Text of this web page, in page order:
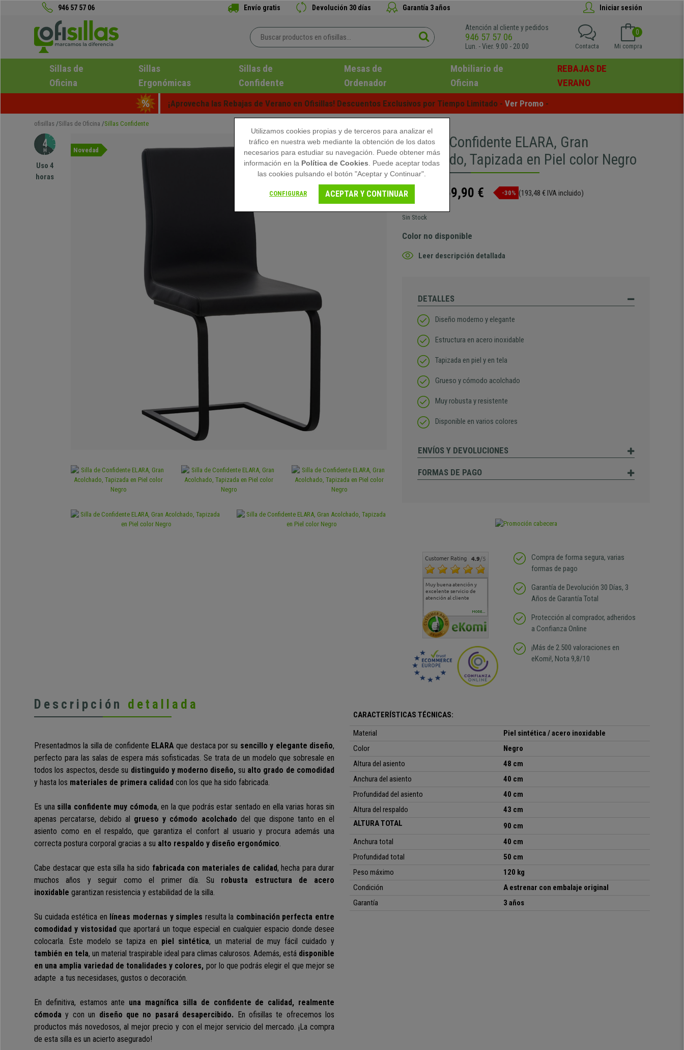
946 57 57 06 Envío gratis Devolución 30 días Garantía 3 años Iniciar sesión
Atención al cliente y pedidos
946 57 57 06
Lun. - Vier. 9:00 - 20:00
0
Mi compra
Contacta
Sillas de
Oficina
Sillas
Ergonómicas
Sillas de
Confidente
Mesas de
Ordenador
Mobiliario de
Oficina
REBAJAS DE
VERANO
¡Aprovecha las Rebajas de Verano en Ofisillas! Descuentos Exclusivos por Tiempo Limitado - Ver Promo -
ofisillas Sillas de Oficina Sillas Confidente
Uso 4
horas
Novedad
Silla de Confidente ELARA, Gran
Acolchado, Tapizada en Piel color Negro
229,90 € 159,90 € -30% (193,48 € IVA incluido)
Sin Stock
Color no disponible
Leer descripción detallada
DETALLES
Diseño moderno y elegante
Estructura en acero inoxidable
Tapizada en piel y en tela
Grueso y cómodo acolchado
Muy robusta y resistente
Disponible en varios colores
ENVÍOS Y DEVOLUCIONES
FORMAS DE PAGO
Customer Rating 4.9/5
Muy buena atención y
excelente servicio de
atención al cliente
Muy buena atención de
cara al asesoramiento
comercial y el envío ha
Si estoy contento
Excelente relacion
calidad precio Plazo de
MORE...
Compra de forma segura, varias
formas de pago
Garantía de Devolución 30 Días, 3
Años de Garantía Total
Protección al comprador, adheridos
a Confianza Online
¡Más de 2.500 valoraciones en
eKomi!, Nota 9,8/10
Descripción detallada
Presentadmos la silla de confidente ELARAque destaca por su sencillo y elegante diseño,
perfecto para las salas de espera más sofisticadas. Se trata de un modelo que sobresale en
todos los aspectos, desde su distinguido y moderno diseño, su alto grado de comodidad
y hasta los materiales de primera calidad con los que ha sido fabricada.
Es una silla confidente muy cómoda, en la que podrás estar sentado en ella varias horas sin
apenas percatarse, debido al grueso y cómodo acolchado del que dispone tanto en el
asiento como en el respaldo, que garantiza el confort al usuario y procura además una
correcta postura corporal gracias a su alto respaldo y diseño ergonómico.
Cabe destacar que esta silla ha sido fabricada con materiales de calidad, hecha para durar
muchos años y seguir como el primer día. Su robusta estructura de acero
inoxidable garantizan resistencia y estabilidad de la silla.
Su cuidada estética en líneas modernas y simples resulta la combinación perfecta entre
comodidad y vistosidad que aportará un toque especial en cualquier espacio donde desee
colocarla. Este modelo se tapiza en piel sintética, un material de muy fácil cuidado y
también en tela, un material traspirable ideal para climas calurosos. Además, está disponible
en una amplia variedad de tonalidades y colores, por lo que podrás elegir el que mejor se
adapte a tus necesidases, gustos o decoración.
En definitiva, estamos ante una magnífica silla de confidente de calidad, realmente
cómoday con un diseño que no pasará desapercibido.
En ofisillas te ofrecemos los
productos más novedosos, al mejor precio y con el mejor servicio del mercado. ¡La compra
de esta silla es un acierto asegurado!
CARACTERÍSTICAS TÉCNICAS:
Material
Piel sintética / acero inoxidable
Color
Negro
Altura del asiento
48 cm
Anchura del asiento
40 cm
Profundidad del asiento
40 cm
Altura del respaldo
43 cm
ALTURA TOTAL
90 cm
Anchura total
40 cm
Profundidad total
50 cm
Peso máximo
120 kg
Condición
A estrenar con embalaje original
Garantía
3 años
Utilizamos cookies propias y de terceros para analizar el
tráfico en nuestra web mediante la obtención de los datos
necesarios para estudiar su navegación. Puede obtener más
información en la Política de Cookies . Puede aceptar todas
las cookies pulsando el botón "Aceptar y Continuar".
CONFIGURAR ACEPTAR Y CONTINUAR